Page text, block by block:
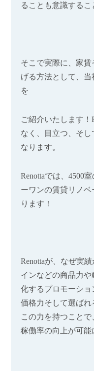
ることも意識するこ
そこで実際に、家
げる方法として、
を
ご紹介いたします！
なく、目立つ、そ
なります。
Renottaでは、4500室
ーワンの賃貸リノ
ります！
Renottaが、なぜ実
インなどの商品力や
化するプロモーシ
価格力そして選ばれ
この力を持つことで
稼働率の向上が可能